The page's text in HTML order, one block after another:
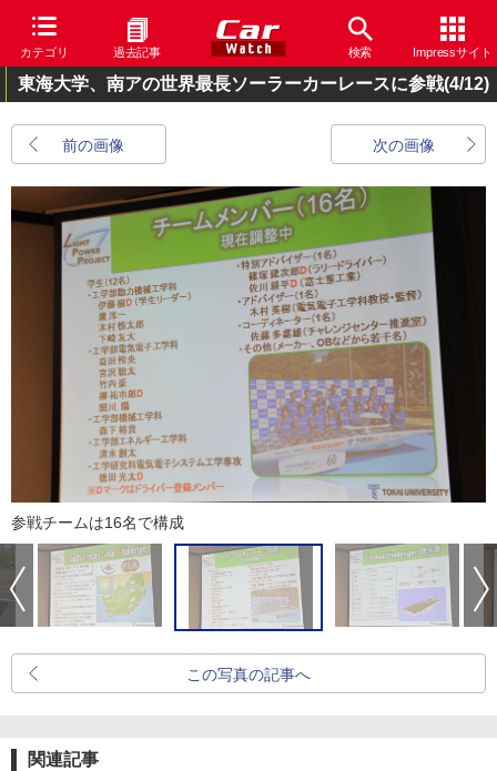
カテゴリ 過去記事 検索 Impressサイト
東海大学、南アの世界最長ソーラーカーレースに参戦(4/12)
前の画像 次の画像
参戦チームは16名で構成
この写真の記事へ
関連記事